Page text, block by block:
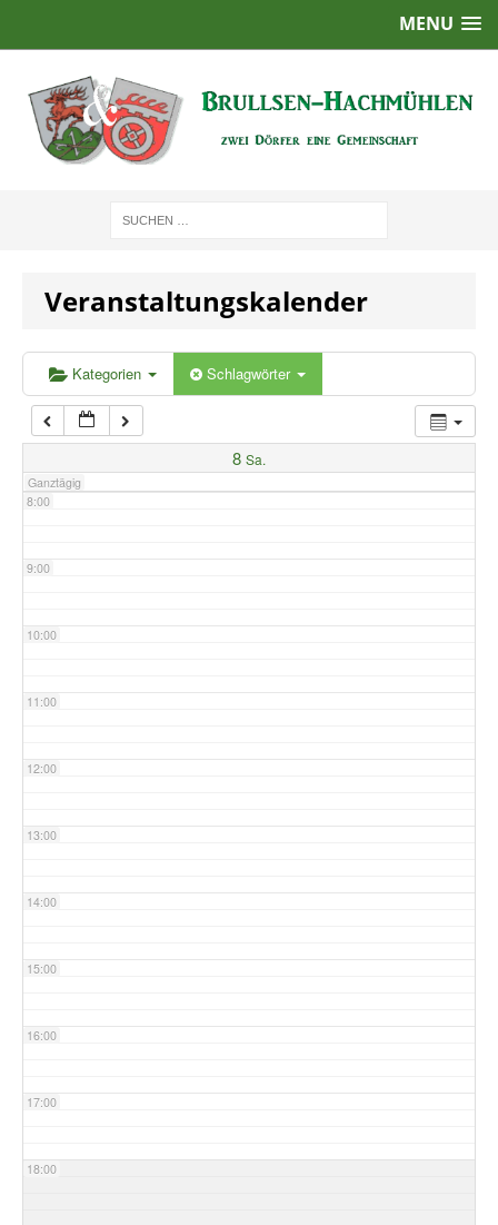
MENU
Veranstaltungskalender
Kategorien Schlagwörter
8 Sa.
Ganztägig
2:00
5:00
6:00
7:00
8:00
9:00
10:00
11:00
12:00
13:00
14:00
15:00
16:00
17:00
18:00